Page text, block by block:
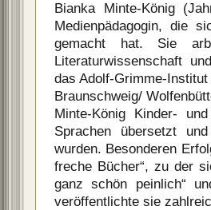
Bianka Minte-König
Medienpädagogin, die
gemacht hat. Sie
Literaturwissenschaft
das Adolf-Grimme-
Braunschweig/
Minte-König Kinder-
Sprachen übersetzt
wurden. Besonderen
freche Bücher“, zu der
ganz schön peinlich“
veröffentlichte sie